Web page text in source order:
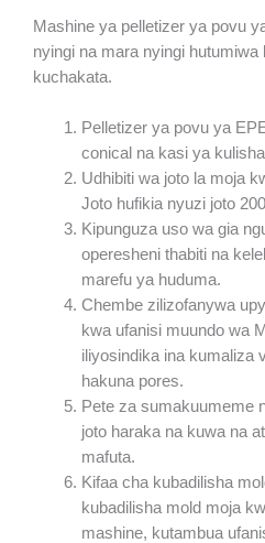
Mashine ya pelletizer ya povu
nyingi na mara nyingi
kuchakata.
Pelletizer ya povu ya
conical na kasi ya
Udhibiti wa joto la moja
Joto hufikia nyuzi joto
Kipunguza uso wa gia
operesheni thabiti na
marefu ya huduma.
Chembe zilizofanywa
kwa ufanisi muundo wa
iliyosindika ina kumaliza
hakuna pores.
Pete za sumakuumeme
joto haraka na kuwa na
mafuta.
Kifaa cha kubadilisha
kubadilisha mold moja
mashine, kutambua